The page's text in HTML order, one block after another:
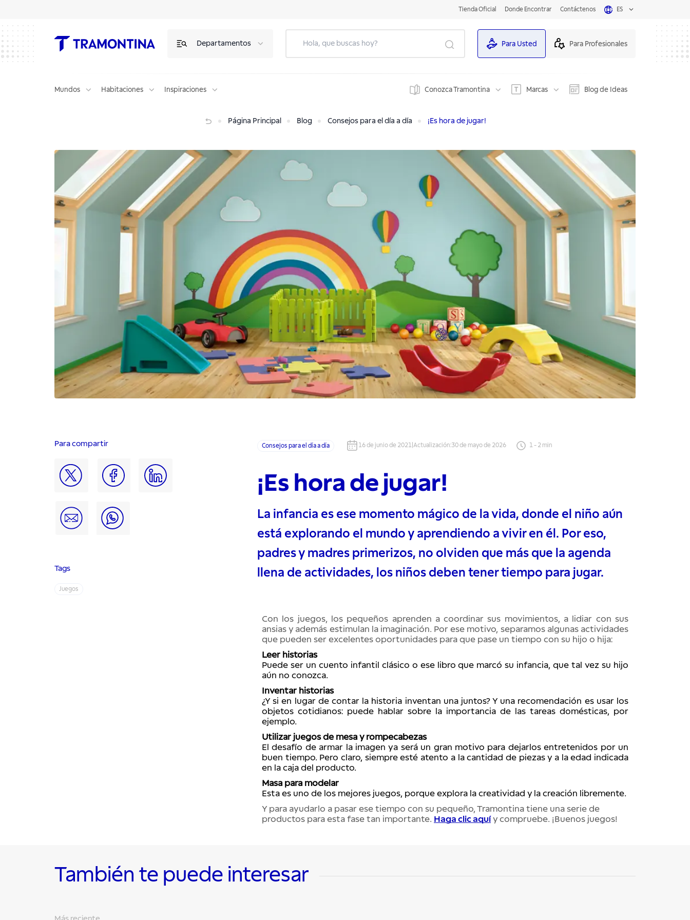
Tienda Oficial Donde Encontrar Contáctenos ES
Departamentos Para Usted Para Profesionales
Mundos Habitaciones Inspiraciones Conozca Tramontina Marcas Blog de Ideas
Página Principal Blog Consejos para el día a día ¡Es hora de jugar!
Para compartir
Tags
Juegos
Consejos para el día a día 16 de junio de 2021 Actualización:30 de mayo de 2026 1- 2 min
¡Es hora de jugar!
La infancia es ese momento mágico de la vida, donde el niño aún
está explorando el mundo y aprendiendo a vivir en él. Por eso,
padres y madres primerizos, no olviden que más que la agenda
llena de actividades, los niños deben tener tiempo para jugar.
Con los juegos, los pequeños aprenden a coordinar sus movimientos, a lidiar con sus
ansias y además estimulan la imaginación. Por ese motivo, separamos algunas actividades
que pueden ser excelentes oportunidades para que pase un tiempo con su hijo o hija:
Leer historias
Puede ser un cuento infantil clásico o ese libro que marcó su infancia, que tal vez su hijo
aún no conozca.
Inventar historias
¿Y si en lugar de contar la historia inventan una juntos? Y una recomendación es usar los
objetos cotidianos: puede hablar sobre la importancia de las tareas domésticas, por
ejemplo.
Utilizar juegos de mesa y rompecabezas
El desafío de armar la imagen ya será un gran motivo para dejarlos entretenidos por un
buen tiempo. Pero claro, siempre esté atento a la cantidad de piezas y a la edad indicada
en la caja del producto.
Masa para modelar
Esta es uno de los mejores juegos, porque explora la creatividad y la creación libremente.
Y para ayudarlo a pasar ese tiempo con su pequeño, Tramontina tiene una serie de
productos para esta fase tan importante. Haga clic aquí y compruebe. ¡Buenos juegos!
También te puede interesar